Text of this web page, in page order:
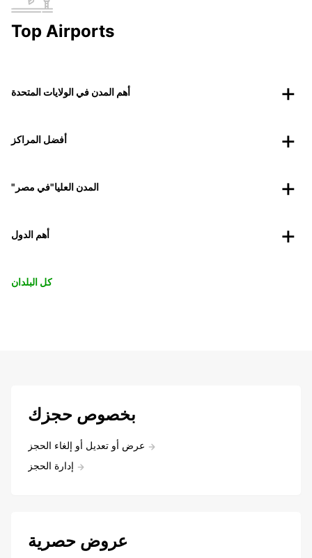
Top Airports
أهم المدن في الولايات المتحدة
أفضل المراكز
"المدن العليا"في مصر
أهم الدول
كل البلدان
بخصوص حجزك
عرض أو تعديل أو إلغاء الحجز
إدارة الحجز
عروض حصرية